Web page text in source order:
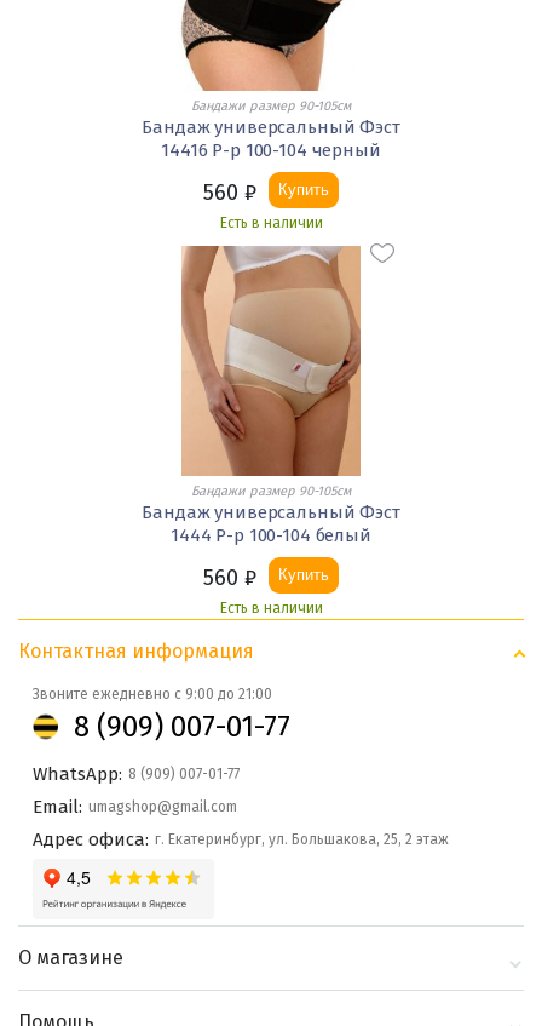
Бандажи размер 90-105см
Бандаж универсальный Фэст
14416 Р-р 100-104 черный
560 ₽ Купить
Есть в наличии
Бандажи размер 90-105см
Бандаж универсальный Фэст
1444 Р-р 100-104 белый
560 ₽ Купить
Есть в наличии
Контактная информация
Звоните ежедневно с 9:00 до 21:00
8 (909) 007-01-77
WhatsApp: 8 (909) 007-01-77
Email: umagshop@gmail.com
Адрес офиса: г. Екатеринбург, ул. Большакова, 25, 2 этаж
О магазине